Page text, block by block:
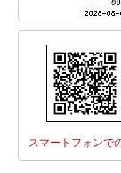
スマートフォンで